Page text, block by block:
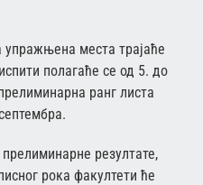
места трајаће
полагаће се од 5. до
ранг листа
резултате,
рока факултети ће